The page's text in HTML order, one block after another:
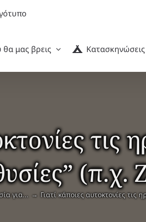
μας βρεις
Κατασκηνώσεις
για... Γιατί κάποιες αυτοκτονίες τις